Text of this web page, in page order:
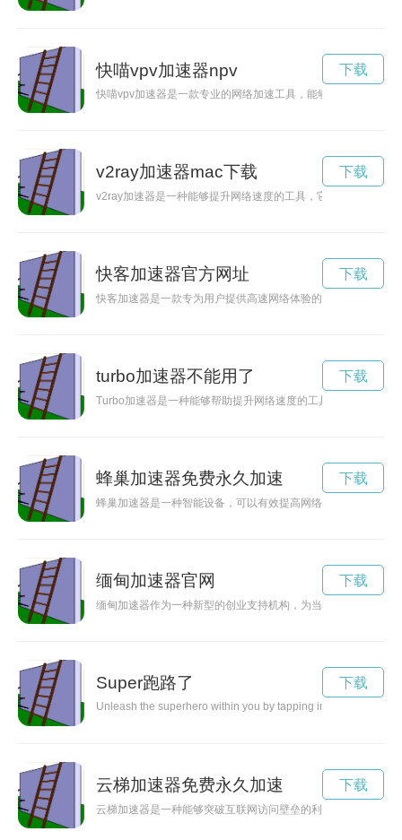
快喵vpv加速器npv
快喵vpv加速器是一款专业的网络加速工具，能够帮助用户有效
下载
v2ray加速器mac下载
v2ray加速器是一种能够提升网络速度的工具，它有效地解决了
下载
快客加速器官方网址
快客加速器是一款专为用户提供高速网络体验的加速工具，帮
下载
turbo加速器不能用了
Turbo加速器是一种能够帮助提升网络速度的工具，通过优化
下载
蜂巢加速器免费永久加速
蜂巢加速器是一种智能设备，可以有效提高网络速度和性能，
下载
缅甸加速器官网
缅甸加速器作为一种新型的创业支持机构，为当地创业者提供
下载
Super跑路了
Unleash the superhero within you by tapping into your
下载
云梯加速器免费永久加速
云梯加速器是一种能够突破互联网访问壁垒的利器，通过这种
下载